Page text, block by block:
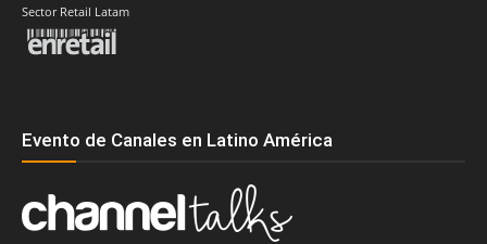
Sector Retail Latam
Evento de Canales en Latino América